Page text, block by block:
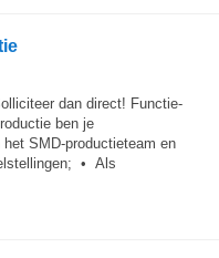
dan direct! Functie-
ben je
SMD-productieteam en
• Als